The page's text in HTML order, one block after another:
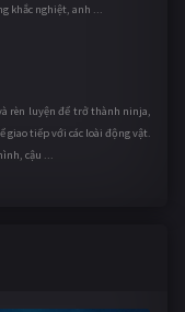
khắc nghiệt, anh ...
rèn luyện để trở thành ninja,
giao tiếp với các loài động vật.
cậu ...